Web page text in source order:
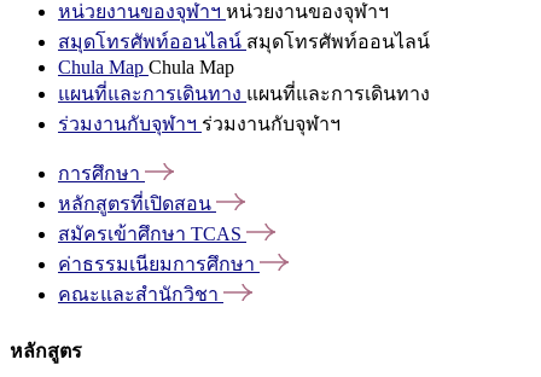
หน่วยงานของจุฬาฯ หน่วยงานของจุฬาฯ
สมุดโทรศัพท์ออนไลน์ สมุดโทรศัพท์ออนไลน์
Chula Map Chula Map
แผนที่และการเดินทาง แผนที่และการเดินทาง
ร่วมงานกับจุฬาฯ ร่วมงานกับจุฬาฯ
การศึกษา
หลักสูตรที่เปิดสอน
สมัครเข้าศึกษา TCAS
ค่าธรรมเนียมการศึกษา
คณะและสำนักวิชา
หลักสูตร